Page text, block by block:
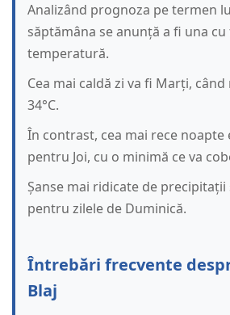
Analizând prognoza pe termen
săptămâna se anunță a fi una
temperatură.
Cea mai caldă zi va fi Marți,
34°C.
În contrast, cea mai rece
pentru Joi, cu o minimă ce va
Șanse mai ridicate de
pentru zilele de Duminică.
Întrebări frecvente
Blaj